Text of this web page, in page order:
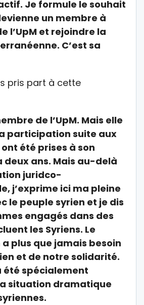
Je formule le souhait
un membre à
l’UpM et rejoindre la
C’est sa
pris part à cette
de l’UpM. Mais elle
participation suite aux
été prises à son
deux ans. Mais au-delà
juridco-
j’exprime ici ma pleine
le peuple syrien et je dis
engagés dans des
les Syriens. Le
plus que jamais besoin
et de notre solidarité.
été spécialement
situation dramatique